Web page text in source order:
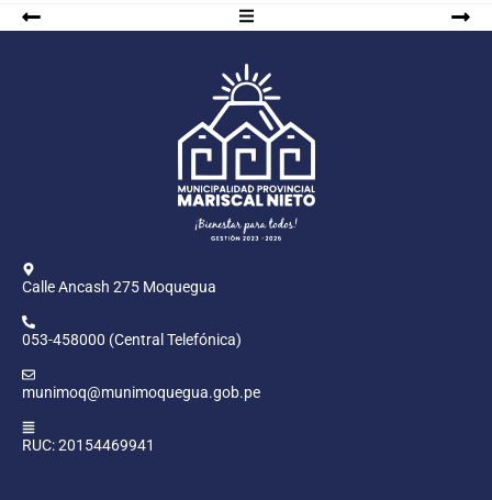
Calle Ancash 275 Moquegua
053-458000 (Central Telefónica)
munimoq@munimoquegua.gob.pe
RUC: 20154469941